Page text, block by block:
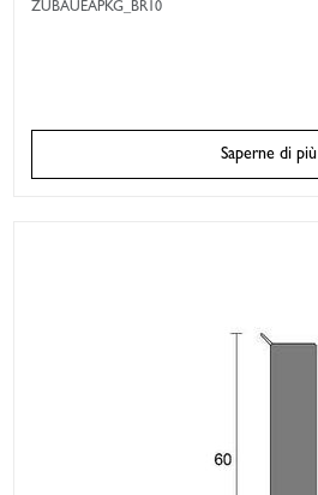
ZUBAUEAPKG_BR10
Saperne di più